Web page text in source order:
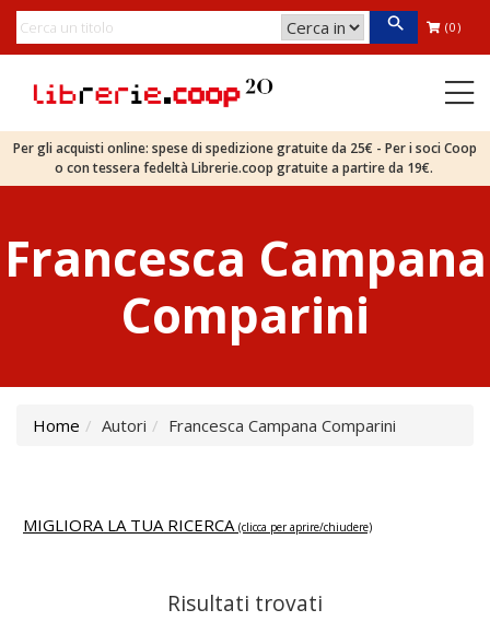
(0)
Per gli acquisti online: spese di spedizione gratuite da 25€ - Per i soci Coop
o con tessera fedeltà Librerie.coop gratuite a partire da 19€.
Francesca Campana
Comparini
Home Autori Francesca Campana Comparini
MIGLIORA LA TUA RICERCA (clicca per aprire/chiudere)
Risultati trovati